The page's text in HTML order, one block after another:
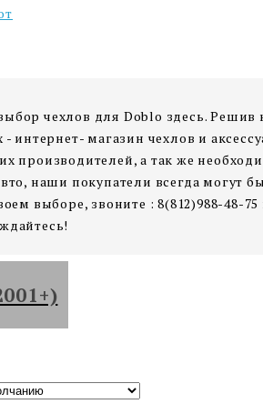
чехлов для Doblo здесь. Решив
- интернет- магазин чехлов и
производителей, а так же
наши покупатели всегда могут
выборе, звоните : 8(812)988-48-